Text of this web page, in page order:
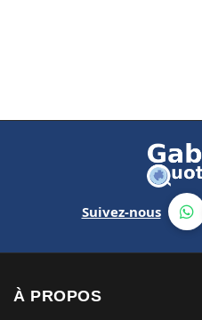
Suivez-nous
À PROPOS